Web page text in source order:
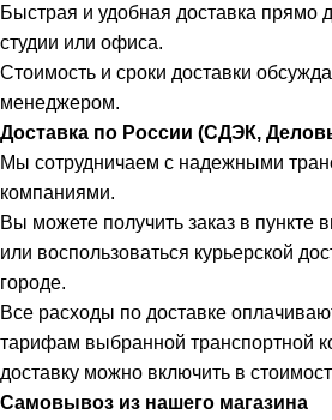
Быстрая и удобная доставка прямо
студии или офиса.
Стоимость и сроки доставки
менеджером.
Доставка по России (СДЭК,
Мы сотрудничаем с надежными
компаниями.
Вы можете получить заказ в пункте
или воспользоваться курьерской
городе.
Все расходы по доставке
тарифам выбранной транспортной
доставку можно включить в
Самовывоз из нашего магазина